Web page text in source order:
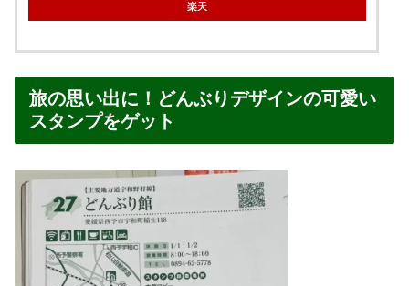
楽天
旅の思い出に！どんぶりデザインの可愛い
スタンプをゲット